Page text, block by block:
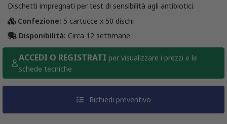
Dischetti impregnati per test di sensibilità agli antibiotici.
Confezione: 5 cartucce x 50 dischi
Disponibilità: Circa 12 settimane
ACCEDI O REGISTRATI per visualizzare i prezzi e le
schede tecniche
Richiedi preventivo